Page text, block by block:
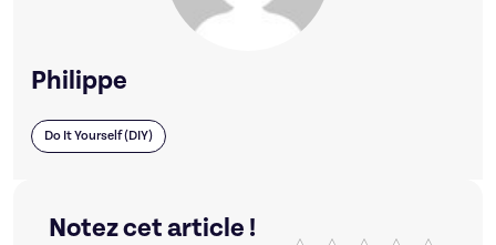
Philippe
Do It Yourself (DIY)
Notez cet article !